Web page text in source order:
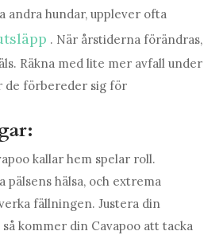
andra hundar, upplever ofta
. När årstiderna förändras,
Räkna med lite mer avfall under
de förbereder sig för
kallar hem spelar roll.
pälsens hälsa, och extrema
fällningen. Justera din
kommer din Cavapoo att tacka